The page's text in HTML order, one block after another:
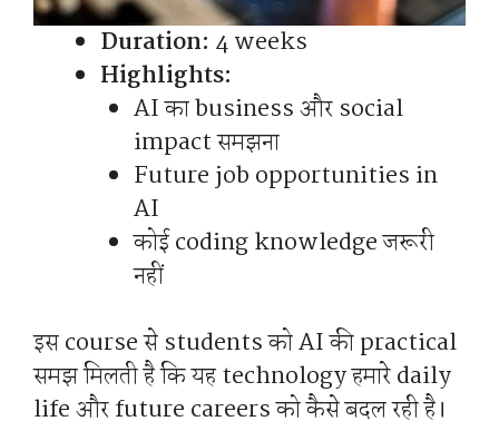
Duration: 4 weeks
Highlights:
AI का business और social
impact समझना
Future job opportunities in
AI
कोई coding knowledge जरूरी
नहीं
इस course से students को AI की practical
समझ मिलती है कि यह technology हमारे daily
life और future careers को कैसे बदल रही है।